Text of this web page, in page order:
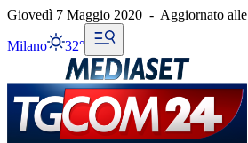
Giovedì 7 Maggio 2020 - Aggiornato alle
Milano 32°